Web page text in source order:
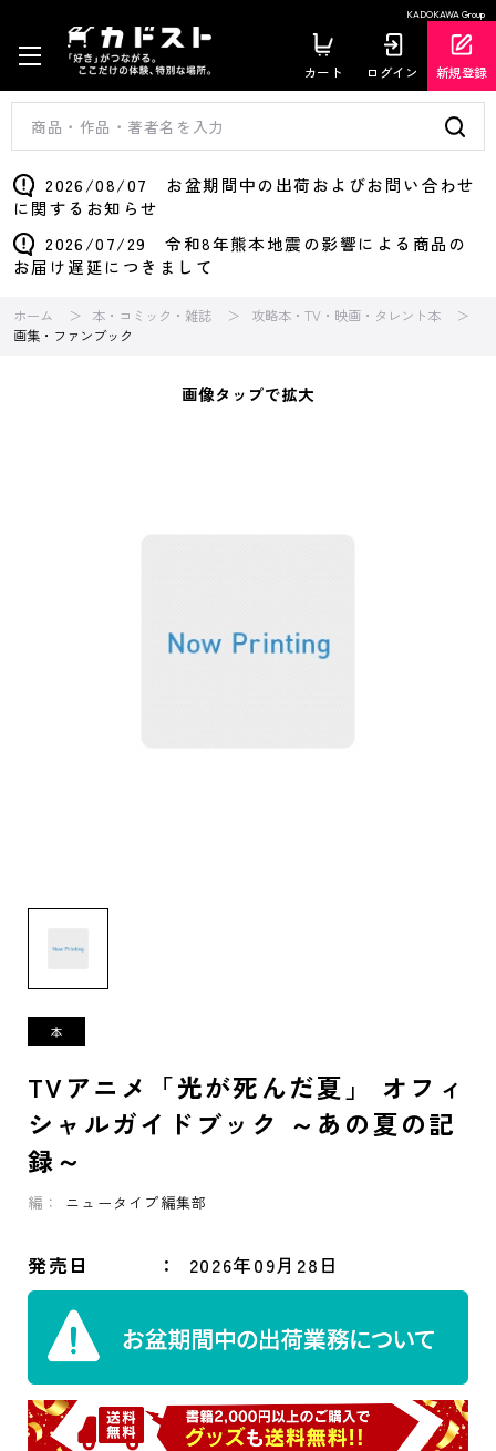
KADOKAWA Group
カート ログイン 新規登録
2026/08/07 お盆期間中の出荷およびお問い合わせ
に関するお知らせ
2026/07/29 令和8年熊本地震の影響による商品の
お届け遅延につきまして
ホーム 本・コミック・雑誌
攻略本・TV・映画・タレント本
画集・ファンブック
画像タップで拡大
TVアニメ「光が死んだ夏」 オフィ
シャルガイドブック ～あの夏の記
録～
編： ニュータイプ編集部
発売日 2026年09月28日